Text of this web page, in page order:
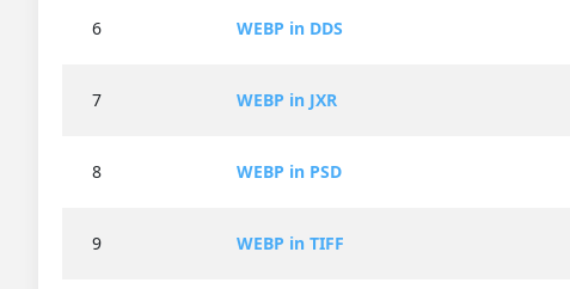
6 WEBP in DDS
7 WEBP in JXR
8 WEBP in PSD
9 WEBP in TIFF